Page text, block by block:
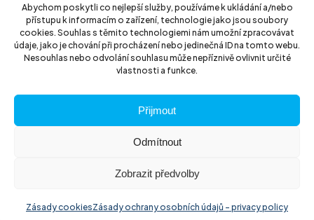
Abychom poskytli co nejlepší služby, používáme k ukládání a/nebo
přístupu k informacím o zařízení, technologie jako jsou soubory
cookies. Souhlas s těmito technologiemi nám umožní zpracovávat
údaje, jako je chování při procházení nebo jedinečná ID na tomto webu.
Nesouhlas nebo odvolání souhlasu může nepříznivě ovlivnit určité
vlastnosti a funkce.
Přijmout
Odmítnout
Zobrazit předvolby
Zásady cookiesZásady ochrany osobních údajů – privacy policy
130 52 Praha3
Czech Republic
IČ: 14889811
© 2026 ITS akciová společnost